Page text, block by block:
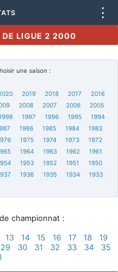
⋮
DE LIGUE 2 2000
une saison :
2019 2018 2017
2016
2008 2007 2006
2005
1997 1996 1995
1994
1986 1985 1984
1983
1975 1974 1973
1972
1964 1963 1962
1961
1953 1952 1951
1950
1936 1935 1934
1933
championnat :
13 14 15 16 17 18
19
29 30 31 32 33 34
35